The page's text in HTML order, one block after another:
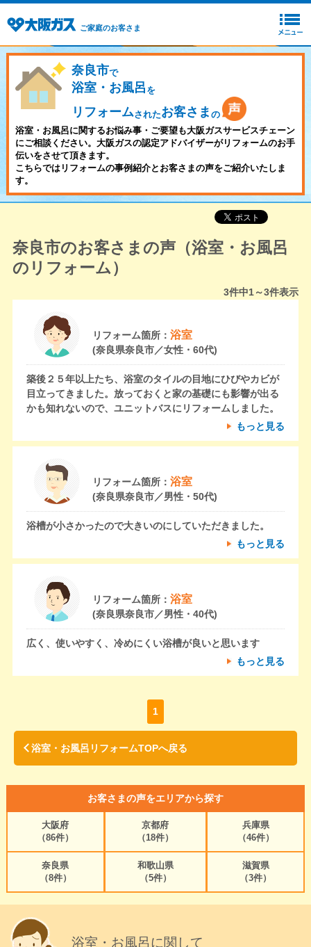
ご家庭のお客さま
奈良市で
浴室・お風呂 を
リフォームされたお客さま の
浴室・お風呂に関するお悩み事・ご要望も大阪ガスサービスチェーン
にご相談ください。大阪ガスの認定アドバイザーがリフォームのお手
伝いをさせて頂きます。
こちらではリフォームの事例紹介とお客さまの声をご紹介いたしま
す。
奈良市のお客さまの声（浴室・お風呂
のリフォーム）
3件中1～3件表示
リフォーム箇所： 浴室
(奈良県奈良市／女性・60代)
築後２５年以上たち、浴室のタイルの目地にひびやカビが
目立ってきました。放っておくと家の基礎にも影響が出る
かも知れないので、ユニットバスにリフォームしました。
もっと見る
リフォーム箇所： 浴室
(奈良県奈良市／男性・50代)
浴槽が小さかったので大きいのにしていただきました。
もっと見る
リフォーム箇所： 浴室
(奈良県奈良市／男性・40代)
広く、使いやすく、冷めにくい浴槽が良いと思います
もっと見る
1
浴室・お風呂リフォームTOPへ戻る
お客さまの声をエリアから探す
大阪府
（86件）
京都府
（18件）
兵庫県
（46件）
奈良県
（8件）
和歌山県
（5件）
滋賀県
（3件）
浴室・お風呂に関して